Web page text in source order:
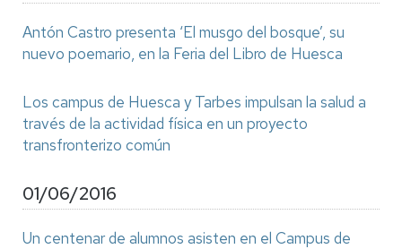
Antón Castro presenta ‘El musgo del bosque’, su
nuevo poemario, en la Feria del Libro de Huesca
Los campus de Huesca y Tarbes impulsan la salud a
través de la actividad física en un proyecto
transfronterizo común
01/06/2016
Un centenar de alumnos asisten en el Campus de